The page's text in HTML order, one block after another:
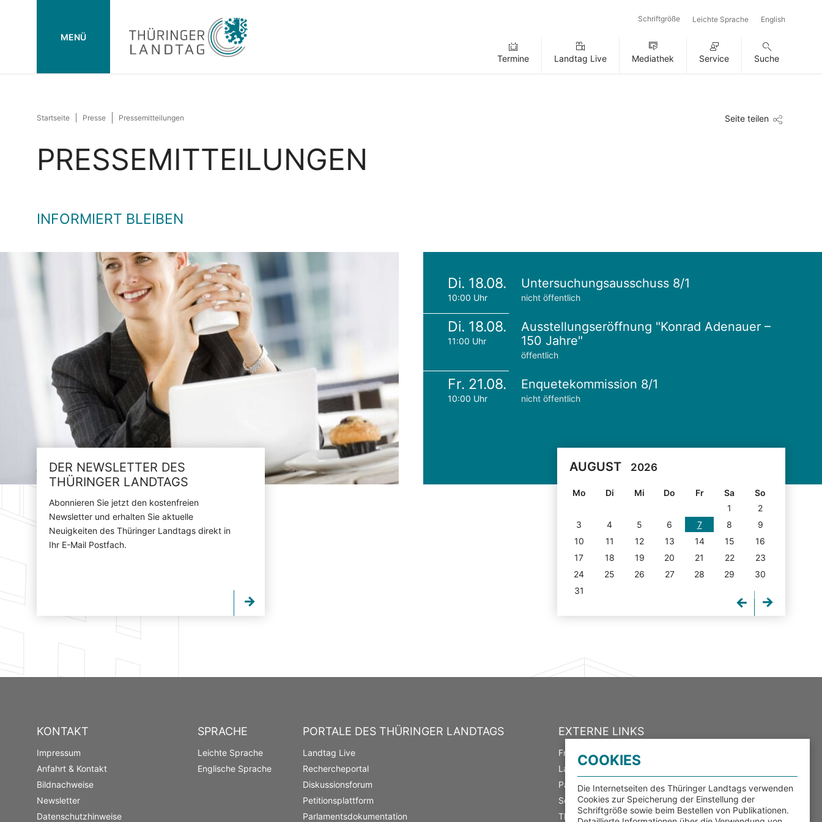
MENÜ
Schriftgröße Leichte Sprache English
Termine Landtag Live Mediathek Service Suche
Startseite Presse Pressemitteilungen Seite teilen
PRESSEMITTEILUNGEN
INFORMIERT BLEIBEN
DER NEWSLETTER DES
THÜRINGER LANDTAGS
Abonnieren Sie jetzt den kostenfreien
Newsletter und erhalten Sie aktuelle
Neuigkeiten des Thüringer Landtags direkt in
Ihr E-Mail Postfach.
Di. 18.08.
10:00 Uhr
Untersuchungsausschuss 8/1
nicht öffentlich
Di. 18.08.
11:00 Uhr
Ausstellungseröffnung "Konrad Adenauer –
150 Jahre"
öffentlich
Fr. 21.08.
10:00 Uhr
Enquetekommission 8/1
nicht öffentlich
AUGUST 2026
Mo Di Mi Do Fr Sa
So
1
2
3
4 5 6 7 8
9
10
11 12 13 14 15
16
17
18 19 20 21 22
23
24
25 26 27 28 29
30
31
KONTAKT
Impressum
Anfahrt & Kontakt
Bildnachweise
Newsletter
Datenschutzhinweise
SPRACHE
Leichte Sprache
Englische Sprache
PORTALE DES THÜRINGER LANDTAGS
Landtag Live
Rechercheportal
Diskussionsforum
Petitionsplattform
Parlamentsdokumentation
EXTERNE LINKS
Freistaat Thüringen
Landeswahlleiter
Parlamentsspiegel
Serviceportal Thüringen
Thüringer Transparenzportal
COOKIES
Die Internetseiten des Thüringer Landtags verwenden
Cookies zur Speicherung der Einstellung der
Schriftgröße sowie beim Bestellen von Publikationen.